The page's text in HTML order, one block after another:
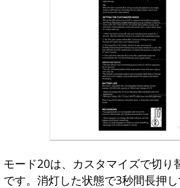
モード20は、カスタマイズで切り
です。消灯した状態で3秒間長押